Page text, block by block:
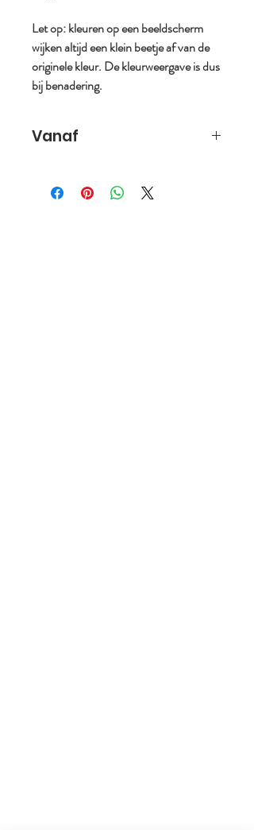
Let op: kleuren op een beeldscherm
wijken altijd een klein beetje af van de
originele kleur. De kleurweergave is dus
bij benadering.
Vanaf